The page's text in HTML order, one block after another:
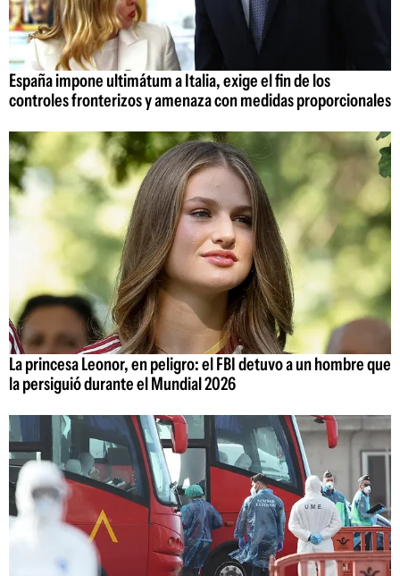
España impone ultimátum a Italia, exige el fin de los
controles fronterizos y amenaza con medidas proporcionales
La princesa Leonor, en peligro: el FBI detuvo a un hombre que
la persiguió durante el Mundial 2026